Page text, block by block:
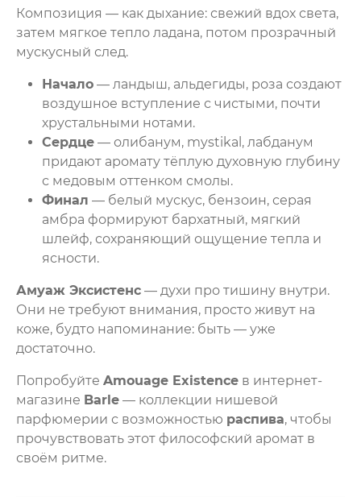
Композиция — как дыхание: свежий вдох света,
затем мягкое тепло ладана, потом прозрачный
мускусный след.
Начало — ландыш, альдегиды, роза создают
воздушное вступление с чистыми, почти
хрустальными нотами.
Сердце — олибанум, mystikal, лабданум
придают аромату тёплую духовную глубину
с медовым оттенком смолы.
Финал — белый мускус, бензоин, серая
амбра формируют бархатный, мягкий
шлейф, сохраняющий ощущение тепла и
ясности.
Амуаж Эксистенс — духи про тишину внутри.
Они не требуют внимания, просто живут на
коже, будто напоминание: быть — уже
достаточно.
Попробуйте Amouage Existence в интернет-
магазине Barle — коллекции нишевой
парфюмерии с возможностью распива, чтобы
прочувствовать этот философский аромат в
своём ритме.